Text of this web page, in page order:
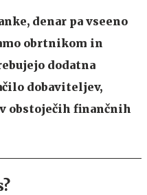
denar pa vseeno
obrtnikom in
dodatna
dobaviteljev,
obstoječih finančnih